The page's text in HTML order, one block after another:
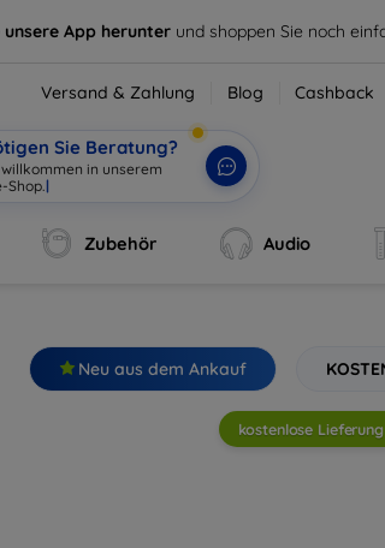
unsere App herunter und shoppen Sie noch
Versand & Zahlung Blog Cashback
Sie Beratung?
willk|
Zubehör Audio
Neu aus dem Ankauf
kostenlose Lieferung